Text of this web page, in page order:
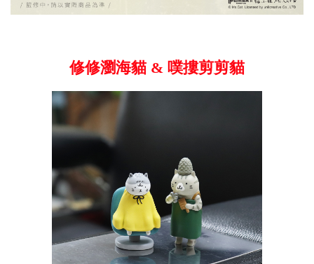
修修瀏海貓 & 噗摟剪剪貓